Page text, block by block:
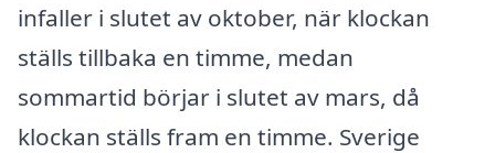
infaller i slutet av oktober, när klockan
ställs tillbaka en timme, medan
sommartid börjar i slutet av mars, då
klockan ställs fram en timme. Sverige